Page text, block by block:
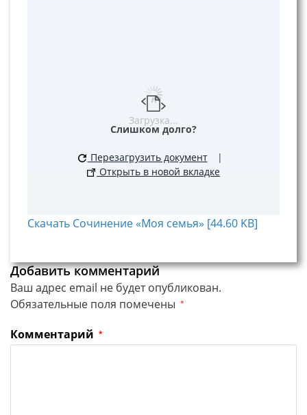
Загрузка...
Слишком долго?
Перезагрузить документ
|
Открыть в новой вкладке
Скачать Сочинение «Моя семья» [44.60 KB]
Добавить комментарий
Ваш адрес email не будет опубликован.
Обязательные поля помечены *
Комментарий *